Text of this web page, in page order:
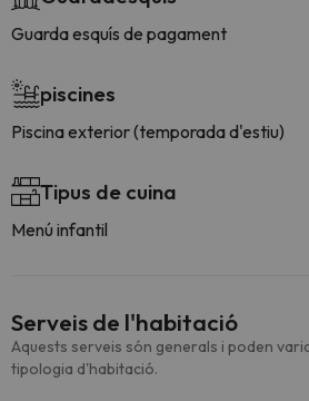
Guarda esquís de pagament
piscines
Piscina exterior (temporada d'estiu)
Tipus de cuina
Menú infantil
Serveis de l'habitació
Aquests serveis són generals i poden
tipologia d'habitació.